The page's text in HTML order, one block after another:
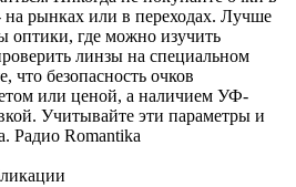
на рынках или в переходах. Лучше
оптики, где можно изучить
линзы на специальном
что безопасность очков
или ценой, а наличием УФ-
Учитывайте эти параметры и
Радио Romantika